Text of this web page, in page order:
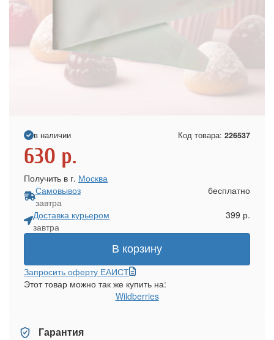
в наличии Код товара: 226537
630 р.
Получить в г. Москва
Самовывоз
завтра
бесплатно
Доставка курьером
завтра
399 р.
В корзину
Запросить оферту ЕАИСТ
Этот товар можно так же купить на:
Wildberries
Гарантия